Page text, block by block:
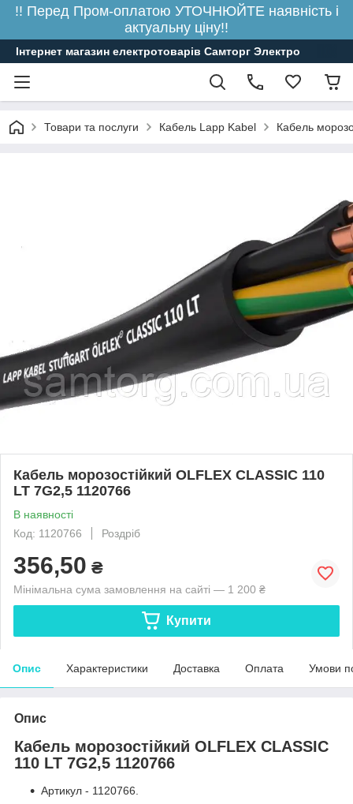
!! Перед Пром-оплатою УТОЧНЮЙТЕ наявність і
актуальну ціну!!
Інтернет магазин електротоварів Самторг Электро
Товари та послуги Кабель Lapp Kabel Кабель
Кабель морозостійкий OLFLEX CLASSIC 110
LT 7G2,5 1120766
В наявності
Код: 1120766
Роздріб
356,50 ₴
Мінімальна сума замовлення на сайті — 1 200 ₴
Купити
Опис Характеристики Доставка Оплата Умови
Опис
Кабель морозостійкий OLFLEX CLASSIC
110 LT 7G2,5 1120766
Артикул - 1120766.